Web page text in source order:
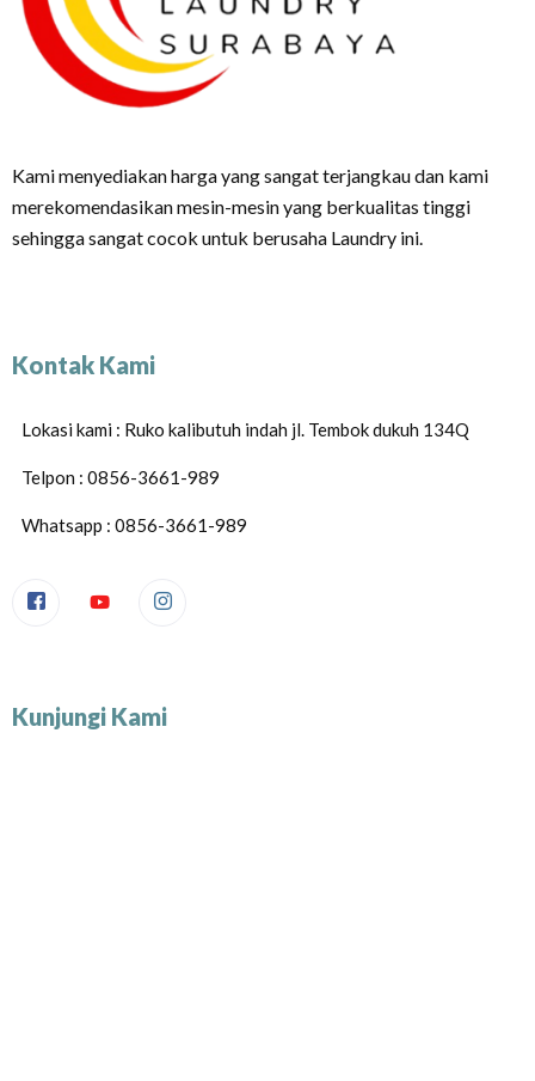
Kami menyediakan harga yang sangat terjangkau dan kami
merekomendasikan mesin-mesin yang berkualitas tinggi
sehingga sangat cocok untuk berusaha Laundry ini.
Kontak Kami
Lokasi kami : Ruko kalibutuh indah jl. Tembok dukuh 134Q
Telpon : 0856-3661-989
Whatsapp : 0856-3661-989
Kunjungi Kami